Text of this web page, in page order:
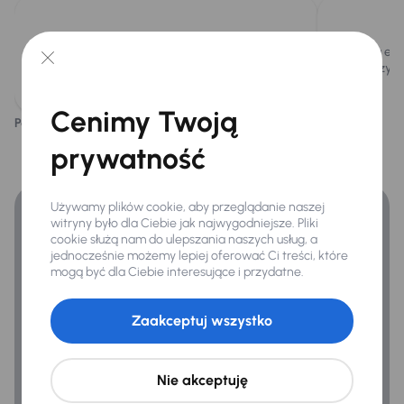
Kompresor -zestaw naprawczy
Infotainment
Android Auto
Apple CarPlay
Pojazd wyposażony jest w efektywny silnik
benzynowy 1.5 TSI o mocy 149KM.
Posiada
świadczy
Podoba ci się ten opis? Tak Nie
Finansowanie
Zyskaj lepsze warunki finansowania niż v banku.
Cenimy Twoją
prywatność
Używamy plików cookie, aby przeglądanie naszej
witryny było dla Ciebie jak najwygodniejsze. Pliki
cookie służą nam do ulepszania naszych usług, a
jednocześnie możemy lepiej oferować Ci treści, które
mogą być dla Ciebie interesujące i przydatne.
Nie akceptuję
Zaakceptuj wszystko